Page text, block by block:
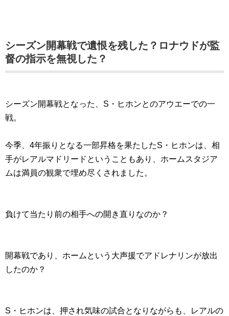
シーズン開幕戦で遺恨を残した？ロナウドが監
督の指示を無視した？
シーズン開幕戦となった、S・ヒホンとのアウエーでの一
戦。
今季、4年振りとなる一部昇格を果たしたS・ヒホンは、相
手がレアルマドリードということもあり、ホームスタジア
ムは満員の観衆で埋め尽くされました。
負けて当たり前の相手への開き直りなのか？
開幕戦であり、ホームという大声援でアドレナリンが放出
したのか？
S・ヒホンは、押され気味の試合となりながらも、レアルの